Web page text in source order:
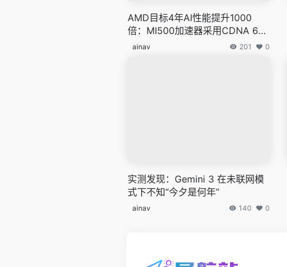
AMD目标4年AI性能提升1000
倍：MI500加速器采用CDNA 6架
构与2nm工艺
ainav 201 0
实测发现：Gemini 3 在未联网模
式下不知“今夕是何年”
ainav 140 0